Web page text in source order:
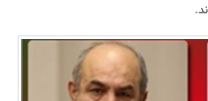
مسکن و ساختمان